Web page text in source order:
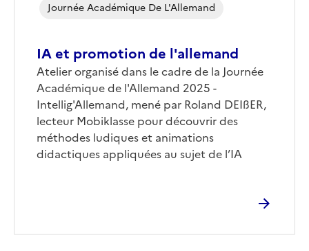
IA et promotion de l'allemand
Corps
Atelier organisé dans le cadre de la Journée
Académique de l'Allemand 2025 -
Intellig'Allemand, mené par Roland DEIßER,
lecteur Mobiklasse pour découvrir des
méthodes ludiques et animations
didactiques appliquées au sujet de l’IA
Journée Académique De L'Allemand